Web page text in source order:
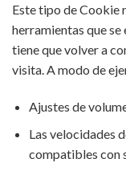
Este tipo de Cookie
herramientas que se
tiene que volver a
visita. A modo de
Ajustes de
Las velocidades
compatibles con